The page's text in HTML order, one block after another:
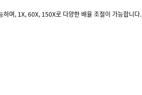
하며, 1X, 60X, 150X로 다양한 배율 조절이 가능합니다.